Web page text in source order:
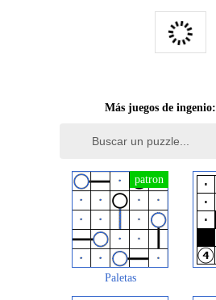
Más juegos de ingenio:
Paletas